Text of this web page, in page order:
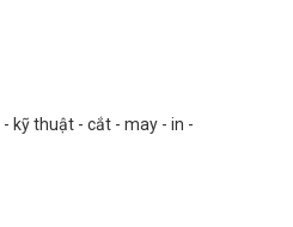
kỹ thuật - cắt - may - in -